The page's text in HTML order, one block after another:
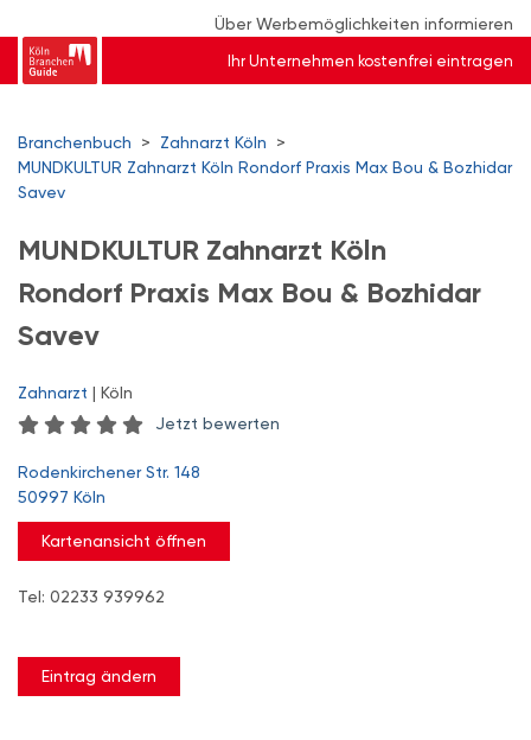
Über Werbemöglichkeiten informieren
Ihr Unternehmen kostenfrei eintragen
Branchenbuch > Zahnarzt Köln
>
MUNDKULTUR Zahnarzt Köln Rondorf Praxis Max Bou & Bozhidar
Savev
MUNDKULTUR Zahnarzt Köln
Rondorf Praxis Max Bou & Bozhidar
Savev
Zahnarzt | Köln
Jetzt bewerten
Rodenkirchener Str. 148
50997 Köln
Kartenansicht öffnen
Tel: 02233 939962
Eintrag ändern